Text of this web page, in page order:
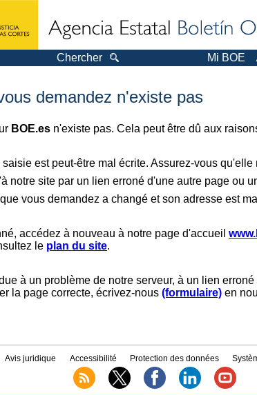
Chercher Mi BOE
demandez n'existe pas
BOE.es n'existe pas. Cela peut être dû aux
est peut-être mal écrite. Assurez-vous
notre site par un lien erroné d'une autre page ou
vous demandez a changé et son adresse est
accédez à nouveau à notre page d'accueil
le plan du site.
à un problème de notre serveur, à un lien erroné
la page correcte, écrivez-nous (formulaire) en
Avis juridique Accessibilité Protection des données